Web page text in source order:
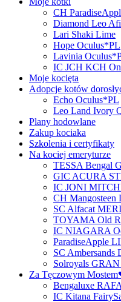
CH
Diamond Leo
Lari Shaki Lime
Hope Oculus*PL
Lavinia
IC JCH KCH
Moje kocięta
Adopcje kotów
Echo Oculus*PL
Leo Land Ivory
Plany hodowlane
Zakup kociaka
Szkolenia i certyfikaty
Na kociej emeryturze
TESSA Bengal
GIC ACURA
IC JONI
CH
SC Alfacat
TOYAMA Old
IC NIAGARA
ParadiseApple
SC
Solroyals
Za Tęczowym
Bengaluxe
IC Kitana